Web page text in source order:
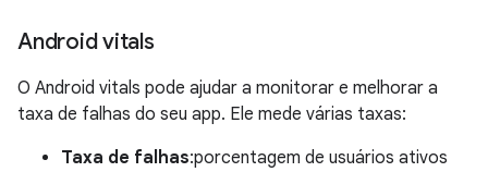
Android vitals
O Android vitals pode ajudar a monitorar e melhorar a
taxa de falhas do seu app. Ele mede várias taxas:
Taxa de falhas:porcentagem de usuários ativos